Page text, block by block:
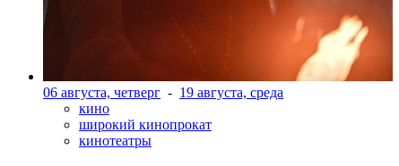
06 августа, четверг - 19 августа, среда
кино
широкий кинопрокат
кинотеатры